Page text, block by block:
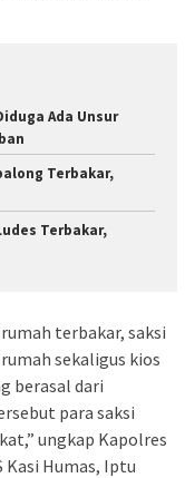
Ada Unsur
Terbakar,
Terbakar,
terbakar, saksi
sekaligus kios
berasal dari
para saksi
ungkap Kapolres
Kasi Humas, Iptu